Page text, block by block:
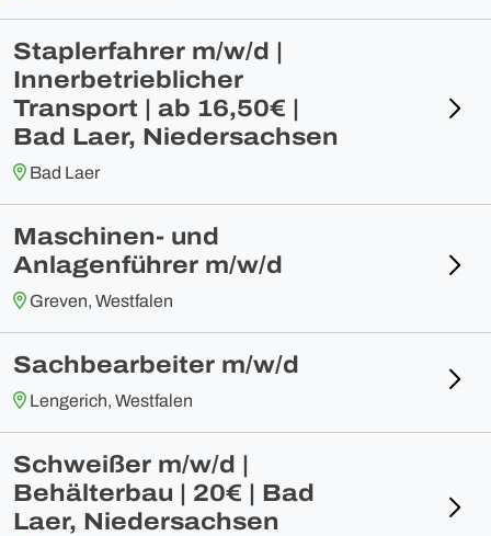
Staplerfahrer m/w/d |
Innerbetrieblicher
Transport | ab 16,50€ |
Bad Laer, Niedersachsen
Bad Laer
Maschinen- und
Anlagenführer m/w/d
Greven, Westfalen
Sachbearbeiter m/w/d
Lengerich, Westfalen
Schweißer m/w/d |
Behälterbau | 20€ | Bad
Laer, Niedersachsen